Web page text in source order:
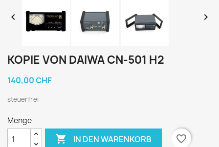
 
KOPIE VON DAIWA CN-501 H2
140,00 CHF
steuerfrei
Menge
 IN DEN WARENKORB favorite_border